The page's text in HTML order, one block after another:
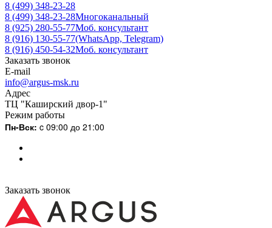
8 (499) 348-23-28
8 (499) 348-23-28Многоканальный
8 (925) 280-55-77Моб. консультант
8 (916) 130-55-77(WhatsApp, Telegram)
8 (916) 450-54-32Моб. консультант
Заказать звонок
E-mail
info@argus-msk.ru
Адрес
ТЦ "Каширский двор-1"
Режим работы
Пн-Вск: c 09:00 до 21:00
Заказать звонок